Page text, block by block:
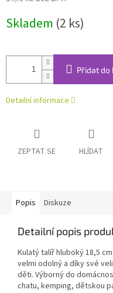
cena:
Skladem (2 ks)
Přidat do
Detailní informace
ZEPTAT SE HLÍDAT
Popis Diskuze
Detailní popis
Kulatý talíř hluboký 18,5
velmi odolný a díky své
děti. Výborný do
chatu, kemping, dětskou